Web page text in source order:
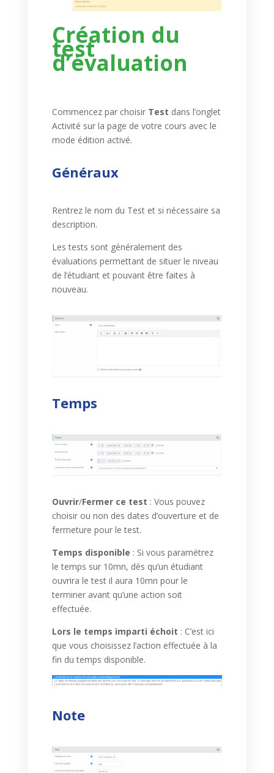
Création du
test
d’évaluation
Commencez par choisir Test dans l’onglet
Activité sur la page de votre cours avec le
mode édition activé.
Généraux
Rentrez le nom du Test et si nécessaire sa
description.
Les tests sont généralement des
évaluations permettant de situer le niveau
de l’étudiant et pouvant être faites à
nouveau.
Temps
Ouvrir/Fermer ce test : Vous pouvez
choisir ou non des dates d’ouverture et de
fermeture pour le test.
Temps disponible : Si vous paramétrez
le temps sur 10mn, dès qu’un étudiant
ouvrira le test il aura 10mn pour le
terminer avant qu’une action soit
effectuée.
Lors le temps imparti échoit : C’est ici
que vous choisissez l’action effectuée à la
fin du temps disponible.
Note